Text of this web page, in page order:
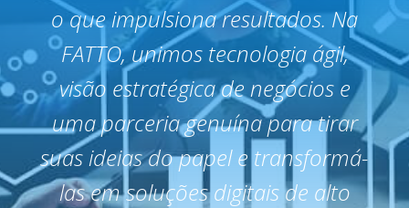
o que impulsiona resultados. Na
FATTO, unimos tecnologia ágil,
visão estratégica de negócios e
uma parceria genuína para tirar
suas ideias do papel e transformá-
las em soluções digitais de alto